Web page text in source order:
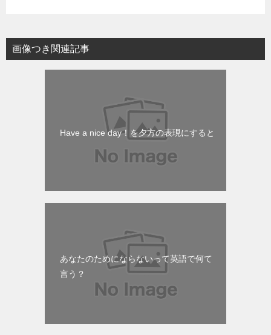
画像つき関連記事
Have a nice day！を夕方の表現にすると
あなたのためにならないって英語で何て
言う？